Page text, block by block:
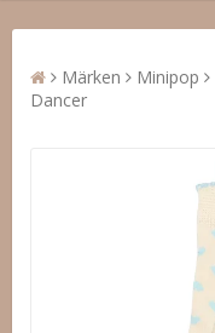
Märken Minipop
Dancer